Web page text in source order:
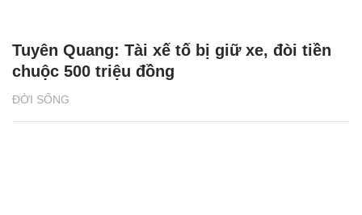
ĐỜI SỐNG
Tuyên Quang: Tài xế tố bị giữ xe, đòi tiền
chuộc 500 triệu đồng